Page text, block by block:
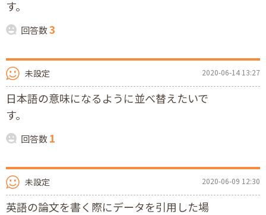
す。
回答数3
未設定 2020-06-14 13:27
日本語の意味になるように並べ替えたいで
す。
回答数1
未設定 2020-06-09 12:30
英語の論文を書く際にデータを引用した場